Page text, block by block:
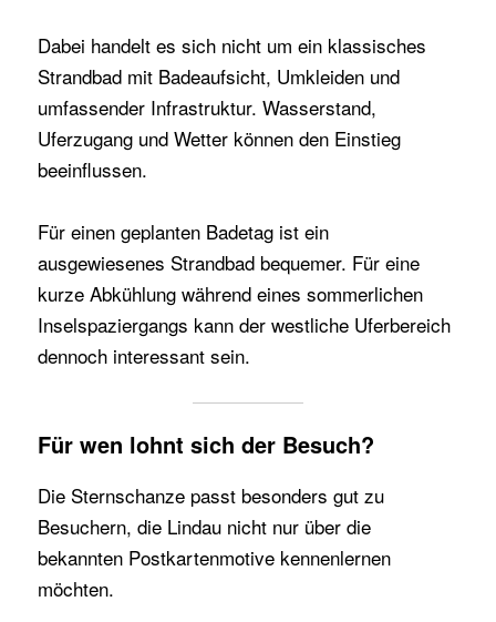
Dabei handelt es sich nicht um ein klassisches
Strandbad mit Badeaufsicht, Umkleiden und
umfassender Infrastruktur. Wasserstand,
Uferzugang und Wetter können den Einstieg
beeinflussen.
Für einen geplanten Badetag ist ein
ausgewiesenes Strandbad bequemer. Für eine
kurze Abkühlung während eines sommerlichen
Inselspaziergangs kann der westliche Uferbereich
dennoch interessant sein.
Für wen lohnt sich der Besuch?
Die Sternschanze passt besonders gut zu
Besuchern, die Lindau nicht nur über die
bekannten Postkartenmotive kennenlernen
möchten.